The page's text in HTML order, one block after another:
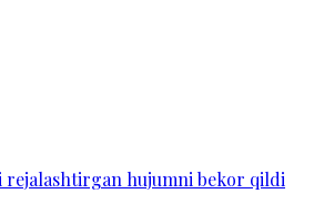
rejalashtirgan hujumni bekor qildi